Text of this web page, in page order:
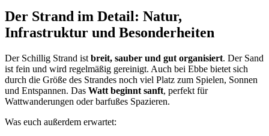
Der Strand im Detail: Natur,
Infrastruktur und Besonderheiten
Der Schillig Strand ist breit, sauber und gut organisiert. Der Sand
ist fein und wird regelmäßig gereinigt. Auch bei Ebbe bietet sich
durch die Größe des Strandes noch viel Platz zum Spielen, Sonnen
und Entspannen. Das Watt beginnt sanft, perfekt für
Wattwanderungen oder barfußes Spazieren.
Was euch außerdem erwartet: